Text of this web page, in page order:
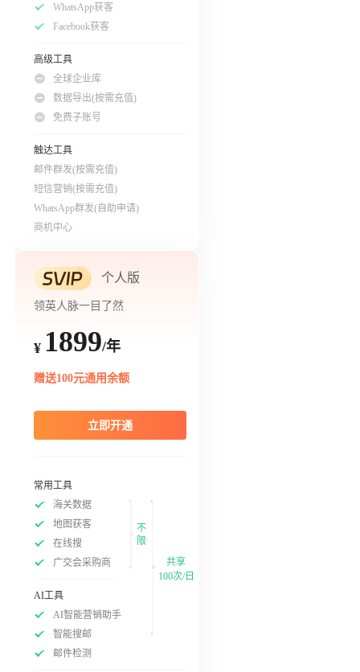
WhatsApp获客
Facebook获客
高级工具
全球企业库
数据导出(按需充值)
免费子账号
触达工具
邮件群发(按需充值)
短信营销(按需充值)
WhatsApp群发(自助申请)
商机中心
个人版
领英人脉一目了然
¥ 1899/年
赠送100元通用余额
立即开通
常用工具
海关数据
地图获客
在线搜
广交会采购商
不
限
AI工具
AI智能营销助手
智能搜邮
邮件检测
共享
100次/日